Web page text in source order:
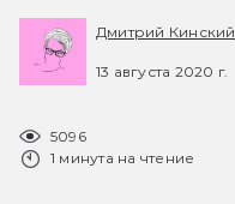
Дмитрий Кинский
13 августа 2020 г.
5096
1 минута на чтение